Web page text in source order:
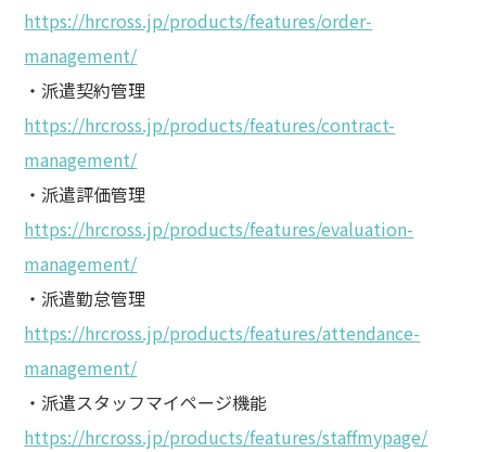
https://hrcross.jp/products/features/order-
management/
・派遣契約管理
https://hrcross.jp/products/features/contract-
management/
・派遣評価管理
https://hrcross.jp/products/features/evaluation-
management/
・派遣勤怠管理
https://hrcross.jp/products/features/attendance-
management/
・派遣スタッフマイページ機能
https://hrcross.jp/products/features/staffmypage/